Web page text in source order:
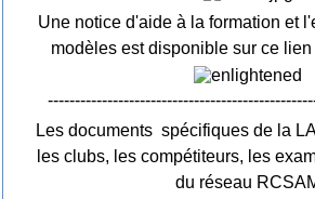
Une notice d'aide à la formation et
modèles est disponible sur ce lien
Les documents spécifiques de la
les clubs, les compétiteurs, les
du réseau